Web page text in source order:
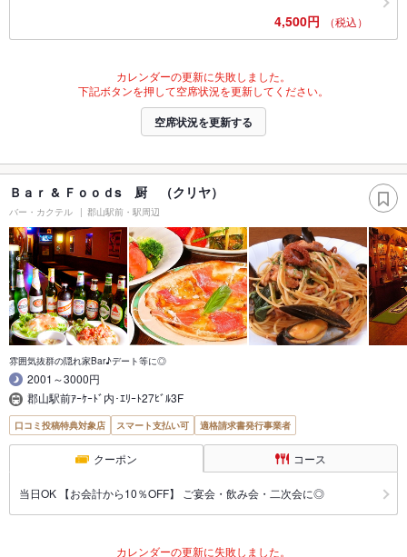
4,500円 （税込）
カレンダーの更新に失敗しました。
下記ボタンを押して空席状況を更新してください。
空席状況を更新する
Ｂａｒ & Ｆｏｏｄs 厨 （クリヤ）
バー・カクテル 郡山駅前・駅周辺
雰囲気抜群の隠れ家Bar♪デート等に◎
2001～3000円
郡山駅前ｱｰｹｰﾄﾞ内･ｴﾘｰﾄ27ﾋﾞﾙ3F
口コミ投稿特典対象店 スマート支払い可 適格請求書発行事業者
クーポン コース
当日OK 【お会計から10％OFF】 ご宴会・飲み会・二次会に◎
カレンダーの更新に失敗しました。